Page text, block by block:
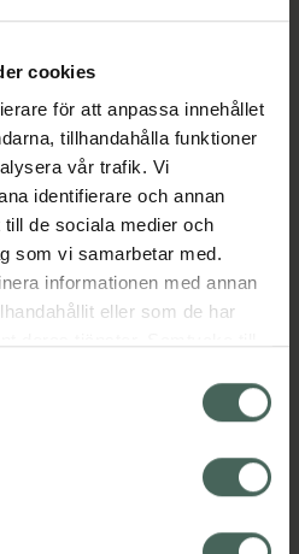
cookies
för att anpassa innehållet
tillhandahålla funktioner
vår trafik. Vi
identifierare och annan
de sociala medier och
som vi samarbetar med.
informationen med annan
eller som de har
samtycke påverkar inte
som skett innan återkallelsen.
Dölj
innan